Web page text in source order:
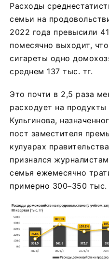
Расходы
семьи на
2022 года превысили
помесячно выходит,
сигареты одно
среднем 137 тыс. тг.
Это почти в 2,5 раза
расходует на продукты
Кульгинова,
пост заместителя
кулуарах
признался
семья ежемесячно
примерно 300–350 тыс.